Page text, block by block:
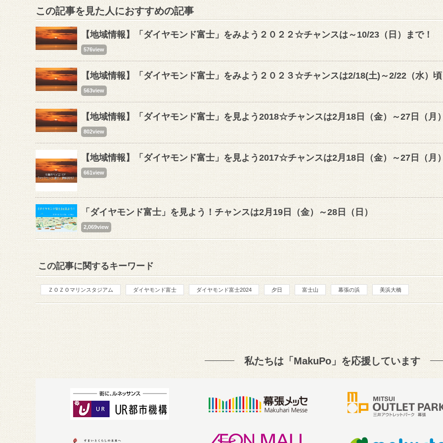
この記事を見た人におすすめの記事
【地域情報】「ダイヤモンド富士」をみよう２０２２☆チャンスは～10/23（日）まで！
576view
【地域情報】「ダイヤモンド富士」をみよう２０２３☆チャンスは2/18(土)～2/22（水）頃
563view
【地域情報】「ダイヤモンド富士」を見よう2018☆チャンスは2月18日（金）～27日（月
802view
【地域情報】「ダイヤモンド富士」を見よう2017☆チャンスは2月18日（金）～27日（月
661view
「ダイヤモンド富士」を見よう！チャンスは2月19日（金）～28日（日）
2,069view
この記事に関するキーワード
ＺＯＺＯマリンスタジアム ダイヤモンド富士 ダイヤモンド富士2024 夕日 富士山 幕張の浜 美浜大橋
私たちは「MakuPo」を応援しています